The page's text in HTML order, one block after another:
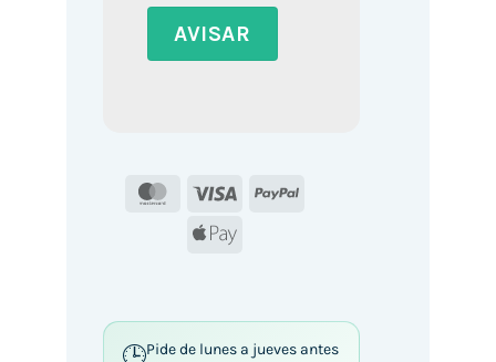
MasterCard
Visa
PayPal
Apple
Pide de lunes a jueves antes